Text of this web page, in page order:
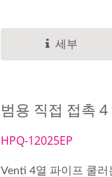
세부
범용 직접 접촉
HPQ-12025EP
Venti 4열 파이프 쿨러